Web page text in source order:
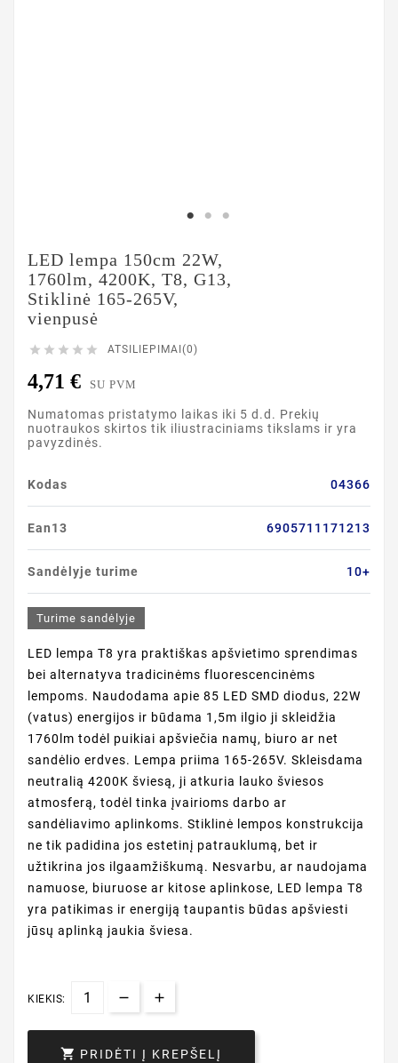
LED lempa 150cm 22W,
1760lm, 4200K, T8, G13,
Stiklinė 165-265V,
vienpusė
     ATSILIEPIMAI(0)
4,71 € SU PVM
Numatomas pristatymo laikas iki 5 d.d. Prekių
nuotraukos skirtos tik iliustraciniams tikslams ir yra
pavyzdinės.
Kodas 04366
Ean13 6905711171213
Sandėlyje turime 10+
Turime sandėlyje
LED lempa T8 yra praktiškas apšvietimo sprendimas
bei alternatyva tradicinėms fluorescencinėms
lempoms. Naudodama apie 85 LED SMD diodus, 22W
(vatus) energijos ir būdama 1,5m ilgio ji skleidžia
1760lm todėl puikiai apšviečia namų, biuro ar net
sandėlio erdves. Lempa priima 165-265V. Skleisdama
neutralią 4200K šviesą, ji atkuria lauko šviesos
atmosferą, todėl tinka įvairioms darbo ar
sandėliavimo aplinkoms. Stiklinė lempos konstrukcija
ne tik padidina jos estetinį patrauklumą, bet ir
užtikrina jos ilgaamžiškumą. Nesvarbu, ar naudojama
namuose, biuruose ar kitose aplinkose, LED lempa T8
yra patikimas ir energiją taupantis būdas apšviesti
jūsų aplinką jaukia šviesa.
KIEKIS:
 PRIDĖTI Į KREPŠELĮ